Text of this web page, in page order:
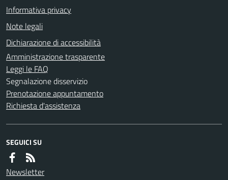
Informativa privacy
Note legali
Dichiarazione di accessibilità
Amministrazione trasparente
Leggi le FAQ
Segnalazione disservizio
Prenotazione appuntamento
Richiesta d'assistenza
SEGUICI SU
Newsletter